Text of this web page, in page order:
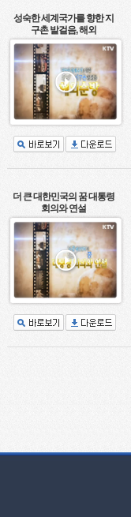
성숙한 세계국가를 향한 지
구촌 발걸음, 해외
더 큰 대한민국의 꿈 대통령
회의와 연설